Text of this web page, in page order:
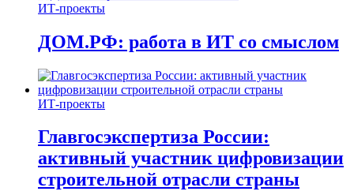
ИТ-проекты
ДОМ.РФ: работа в ИТ со смыслом
ИТ-проекты
Главгосэкспертиза России:
активный участник цифровизации
строительной отрасли страны